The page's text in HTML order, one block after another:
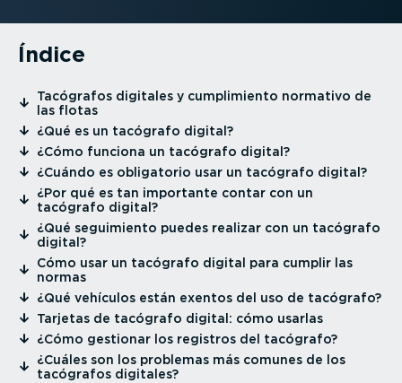
Índice
⁠Tacógrafos digitales y cumpli­miento normativo de
las flotas
⁠¿Qué es un tacógrafo digital?
⁠¿Cómo funciona un tacógrafo digital?
⁠¿Cuándo es obligatorio usar un tacógrafo digital?
⁠¿Por qué es tan importante contar con un
tacógrafo digital?
⁠¿Qué seguimiento puedes realizar con un tacógrafo
digital?
⁠Cómo usar un tacógrafo digital para cumplir las
normas
⁠¿Qué vehículos están exentos del uso de tacógrafo?
⁠Tarjetas de tacógrafo digital: cómo usarlas
⁠¿Cómo gestionar los registros del tacógrafo?
⁠¿Cuáles son los problemas más comunes de los
tacógrafos digitales?